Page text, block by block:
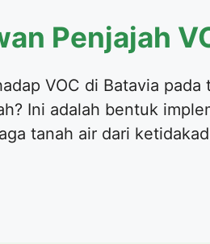
Penjajah
VOC di Batavia pada
Ini adalah bentuk
tanah air dari